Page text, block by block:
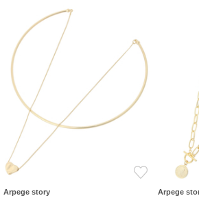
お気に入り
Arpege story
Arpege